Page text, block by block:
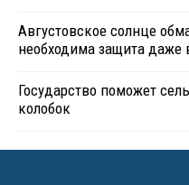
Августовское солнце
необходима защита даже
Государство поможет
колобок